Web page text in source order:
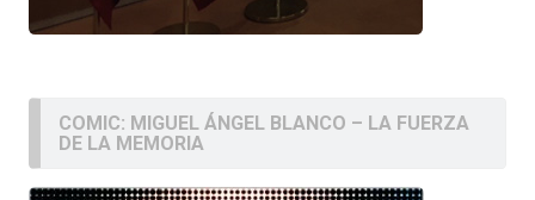
COMIC: MIGUEL ÁNGEL BLANCO – LA FUERZA
DE LA MEMORIA